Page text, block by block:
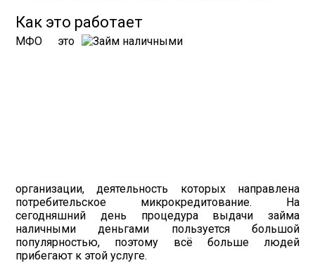
Как это работает
МФО это
организации, деятельность которых направлена
потребительское микрокредитование. На
сегодняшний день процедура выдачи займа
наличными деньгами пользуется большой
популярностью, поэтому всё больше людей
прибегают к этой услуге.